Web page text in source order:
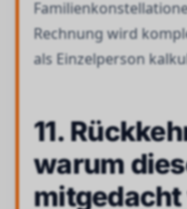
Rechnung wird
als Einzelperson
11.
warum